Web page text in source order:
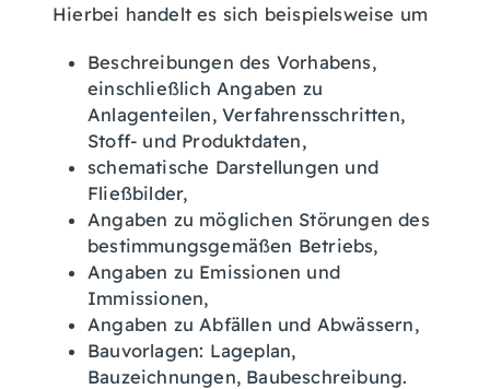
Hierbei handelt es sich beispielsweise um
Beschreibungen des Vorhabens,
einschließlich Angaben zu
Anlagenteilen, Verfahrensschritten,
Stoff- und Produktdaten,
schematische Darstellungen und
Fließbilder,
Angaben zu möglichen Störungen des
bestimmungsgemäßen Betriebs,
Angaben zu Emissionen und
Immissionen,
Angaben zu Abfällen und Abwässern,
Bauvorlagen: Lageplan,
Bauzeichnungen, Baubeschreibung.